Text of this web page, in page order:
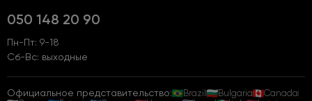
050 148 20 90
Пн-Пт: 9-18
Сб-Вс: выходные
Официальное представительство: Brazil Bulgaria
Canada